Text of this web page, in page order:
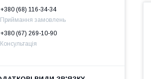
+380 (68) 116-34-34
Приймання замовлень
+380 (67) 269-10-90
Консультація